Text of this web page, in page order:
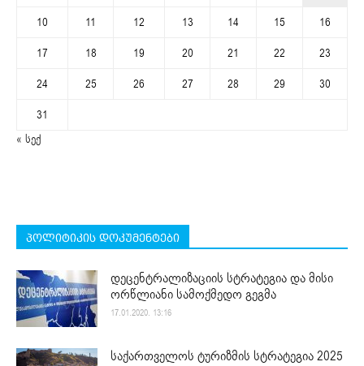
10
11 12 13 14 15
16
17
18 19 20 21 22
23
24
25 26 27 28 29
30
31
« სექ
პოლიტიკის დოკუმენტები
დეცენტრალიზაციის სტრატეგია და მისი
ორწლიანი სამოქმედო გეგმა
17.01.2020. 13:16
საქართველოს ტურიზმის სტრატეგია 2025